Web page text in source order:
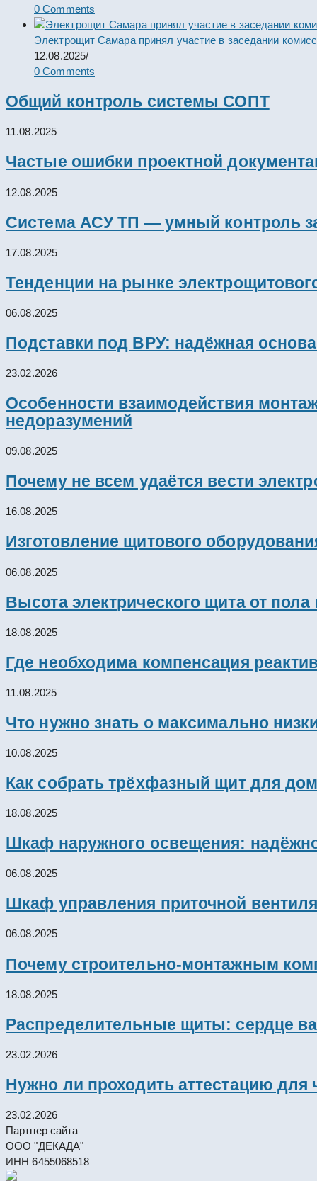
0 Comments
Электрощит Самара принял участие в заседании
12.08.2025/
0 Comments
Общий контроль системы СОПТ
11.08.2025
Частые ошибки проектной
12.08.2025
Система АСУ ТП — умный контроль
17.08.2025
Тенденции на рынке
06.08.2025
Подставки под ВРУ: надёжная
23.02.2026
Особенности взаимодействия
недоразумений
09.08.2025
Почему не всем удаётся вести
16.08.2025
Изготовление щитового
06.08.2025
Высота электрического щита от
18.08.2025
Где необходима компенсация
11.08.2025
Что нужно знать о максимально
10.08.2025
Как собрать трёхфазный щит для
18.08.2025
Шкаф наружного освещения:
06.08.2025
Шкаф управления приточной
06.08.2025
Почему строительно-монтажным
18.08.2025
Распределительные щиты: сердце
23.02.2026
Нужно ли проходить аттестацию для
23.02.2026
Партнер сайта
ООО "ДЕКАДА"
ИНН 6455068518